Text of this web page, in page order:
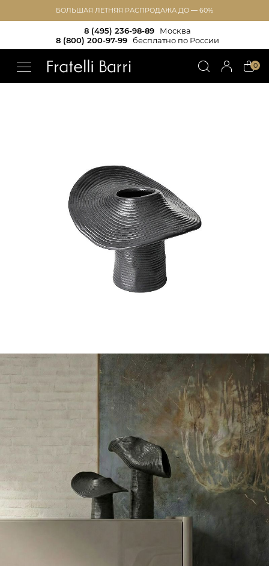
БОЛЬШАЯ ЛЕТНЯЯ РАСПРОДАЖА ДО — 60%
8 (495) 236-98-89
Москва
8 (800) 200-97-99
бесплатно по России
0